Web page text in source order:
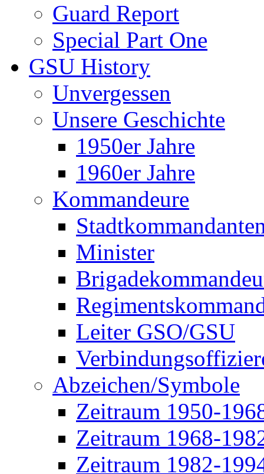
Guard Report
Special Part One
GSU History
Unvergessen
Unsere Geschichte
1950er Jahre
1960er Jahre
Kommandeure
Minister
Leiter GSO/GSU
Abzeichen/Symbole
Zeitraum 1950-
Zeitraum 1968-
Zeitraum 1982-